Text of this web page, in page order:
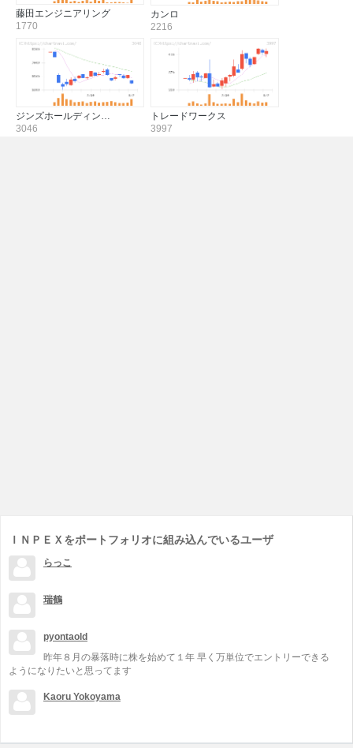
藤田エンジニアリング
1770
カンロ
2216
ジンズホールディン…
3046
トレードワークス
3997
ＩＮＰＥＸをポートフォリオに組み込んでいるユーザ
らっこ
瑞鶴
pyontaold
昨年８月の暴落時に株を始めて１年 早く万単位でエントリーできる
ようになりたいと思ってます
Kaoru Yokoyama